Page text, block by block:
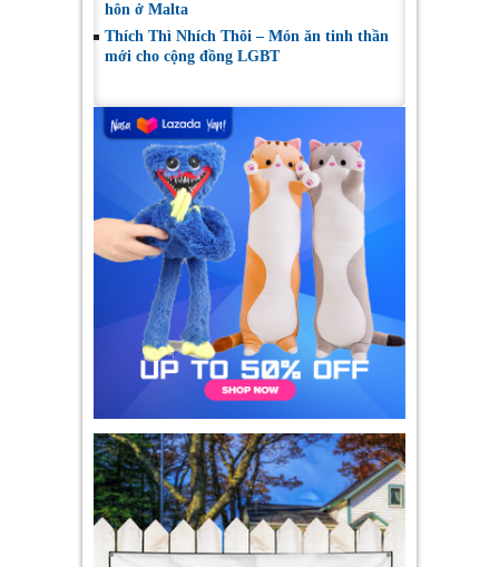
hôn ở Malta
Thích Thì Nhích Thôi – Món ăn tinh thần
mới cho cộng đồng LGBT